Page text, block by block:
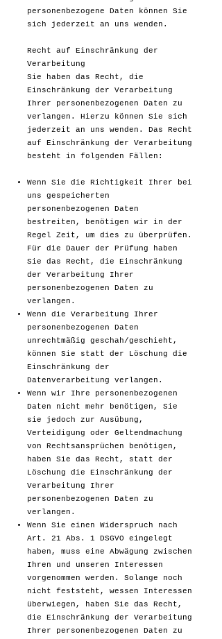
personenbezogene Daten können Sie
sich jederzeit an uns wenden.
Recht auf Einschränkung der
Verarbeitung
Sie haben das Recht, die
Einschränkung der Verarbeitung
Ihrer personenbezogenen Daten zu
verlangen. Hierzu können Sie sich
jederzeit an uns wenden. Das Recht
auf Einschränkung der Verarbeitung
besteht in folgenden Fällen:
Wenn Sie die Richtigkeit Ihrer bei
uns gespeicherten
personenbezogenen Daten
bestreiten, benötigen wir in der
Regel Zeit, um dies zu überprüfen.
Für die Dauer der Prüfung haben
Sie das Recht, die Einschränkung
der Verarbeitung Ihrer
personenbezogenen Daten zu
verlangen.
Wenn die Verarbeitung Ihrer
personenbezogenen Daten
unrechtmäßig geschah/geschieht,
können Sie statt der Löschung die
Einschränkung der
Datenverarbeitung verlangen.
Wenn wir Ihre personenbezogenen
Daten nicht mehr benötigen, Sie
sie jedoch zur Ausübung,
Verteidigung oder Geltendmachung
von Rechtsansprüchen benötigen,
haben Sie das Recht, statt der
Löschung die Einschränkung der
Verarbeitung Ihrer
personenbezogenen Daten zu
verlangen.
Wenn Sie einen Widerspruch nach
Art. 21 Abs. 1 DSGVO eingelegt
haben, muss eine Abwägung zwischen
Ihren und unseren Interessen
vorgenommen werden. Solange noch
nicht feststeht, wessen Interessen
überwiegen, haben Sie das Recht,
die Einschränkung der Verarbeitung
Ihrer personenbezogenen Daten zu